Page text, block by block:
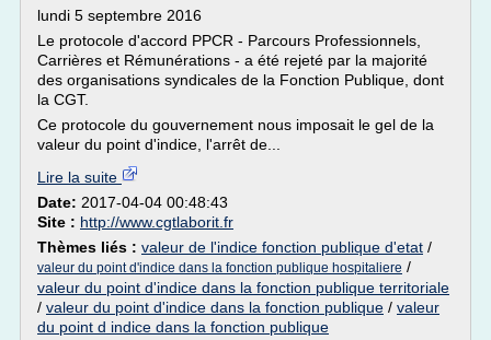
lundi 5 septembre 2016
Le protocole d'accord PPCR - Parcours Professionnels,
Carrières et Rémunérations - a été rejeté par la majorité
des organisations syndicales de la Fonction Publique, dont
la CGT.
Ce protocole du gouvernement nous imposait le gel de la
valeur du point d'indice, l'arrêt de...
Lire la suite
Date: 2017-04-04 00:48:43
Site : http://www.cgtlaborit.fr
Thèmes liés : valeur de l'indice fonction publique d'etat /
valeur du point d'indice dans la fonction publique hospitaliere /
valeur du point d'indice dans la fonction publique territoriale
/ valeur du point d'indice dans la fonction publique / valeur
du point d indice dans la fonction publique